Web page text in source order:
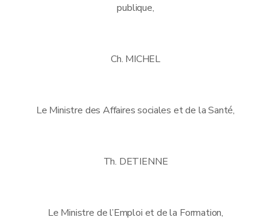
publique,
Ch. MICHEL
Le Ministre des Affaires sociales et de la Santé,
Th. DETIENNE
Le Ministre de l’Emploi et de la Formation,